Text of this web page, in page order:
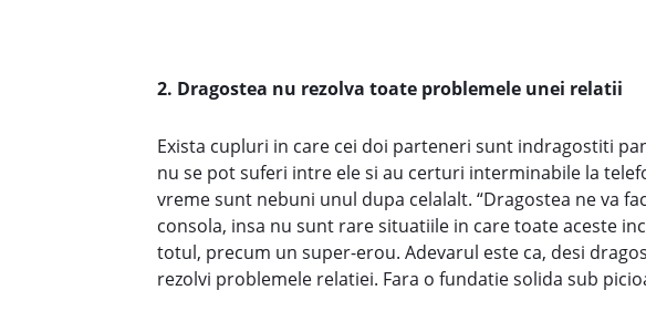
2. Dragostea nu rezolva toate problemele unei relatii
Exista cupluri in care cei doi parteneri sunt indragostiti
nu se pot suferi intre ele si au certuri interminabile la
vreme sunt nebuni unul dupa celalalt. “Dragostea ne va
consola, insa nu sunt rare situatiile in care toate aceste
totul, precum un super-erou. Adevarul este ca, desi
rezolvi problemele relatiei. Fara o fundatie solida sub